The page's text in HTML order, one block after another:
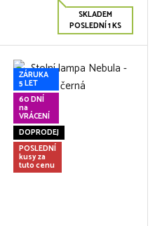
SKLADEM
POSLEDNÍ 1 KS
ZÁRUKA
5 LET
60 DNÍ
na
VRÁCENÍ
DOPRODEJ
POSLEDNÍ
kusy za
tuto cenu